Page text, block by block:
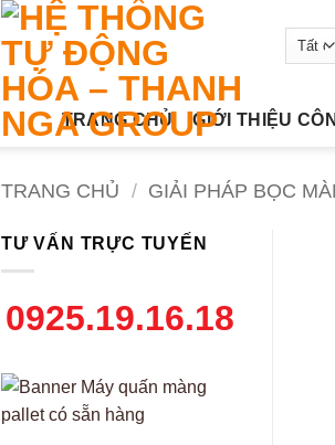
TRANG CHỦ GIỚI THIỆU
TRANG CHỦ / GIẢI PHÁP BỌC
TƯ VẤN TRỰC TUYẾN
0925.19.16.18